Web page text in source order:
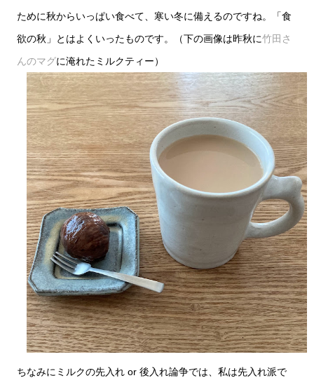
ために秋からいっぱい食べて、寒い冬に備えるのですね。「食
欲の秋」とはよくいったものです。（下の画像は昨秋に竹田さ
んのマグに淹れたミルクティー）
ちなみにミルクの先入れ or 後入れ論争では、私は先入れ派で